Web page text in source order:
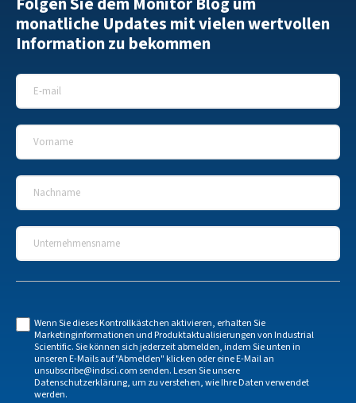
monatliche Updates mit vielen wertvollen
Information zu bekommen
E-Mail
Vorname
Nachname
Unternehmensname
Wenn Sie dieses Kontrollkästchen aktivieren, erhalten Sie
Marketinginformationen und Produktaktualisierungen von Industrial
Scientific. Sie können sich jederzeit abmelden, indem Sie unten in
unseren E-Mails auf "Abmelden" klicken oder eine E-Mail an
unsubscribe@indsci.comsenden. Lesen Sie unsere
Datenschutzerklärung, um zu verstehen, wie Ihre Daten verwendet
werden.